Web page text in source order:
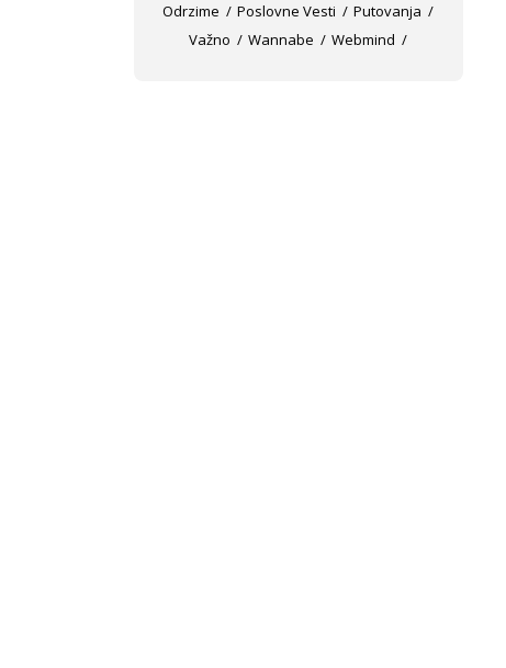
Odrzime
Poslovne Vesti
Putovanja
Važno
Wannabe Webmind